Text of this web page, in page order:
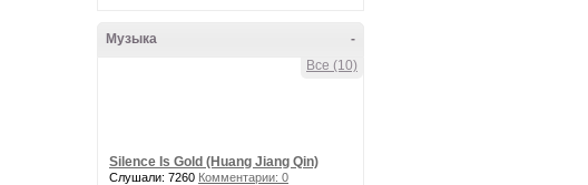
-
Музыка
Все (10)
Silence Is Gold (Huang Jiang Qin)
Слушали: 7260 Комментарии: 0